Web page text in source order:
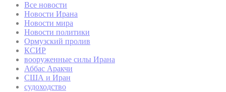
Все новости
Новости Ирана
Новости мира
Новости политики
Ормузский пролив
КСИР
вооруженные силы Ирана
Аббас Аракчи
США и Иран
судоходство